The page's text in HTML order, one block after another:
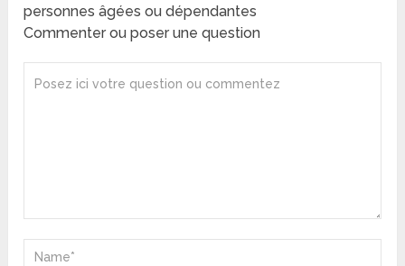
personnes âgées ou dépendantes
Commenter ou poser une question